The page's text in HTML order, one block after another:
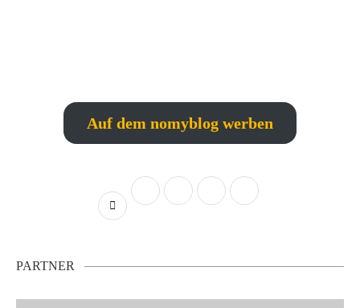
Auf dem nomyblog werben
PARTNER